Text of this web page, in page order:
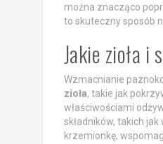
można znacząco
to skuteczny sposób
Jakie zioła
Wzmacnianie
zioła, takie jak
właściwościami
składników, takich
krzemionkę,